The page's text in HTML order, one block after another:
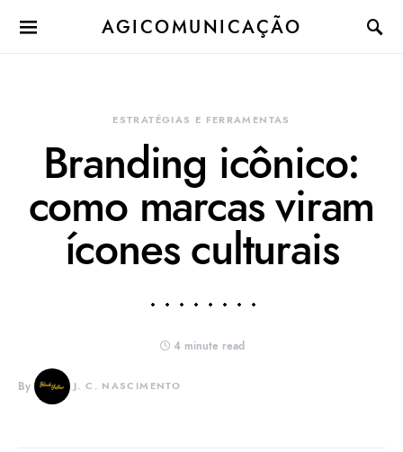
AGICOMUNICAÇÃO
ESTRATÉGIAS E FERRAMENTAS
Branding icônico:
como marcas viram
ícones culturais
4 minute read
By J. C. NASCIMENTO